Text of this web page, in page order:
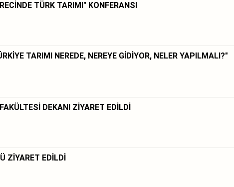
TÜRK TARIMI" KONFERANSI
TARIMI NEREDE, NEREYE GİDİYOR, NELER YAPILMALI?"
DEKANI ZİYARET EDİLDİ
ZİYARET EDİLDİ